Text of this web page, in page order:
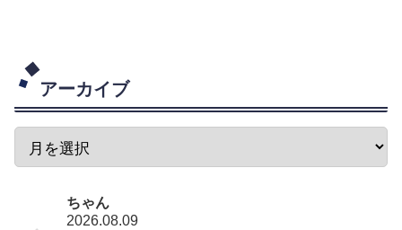
アーカイブ
ちゃん
2026.08.09